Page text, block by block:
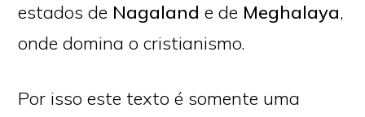
estados de Nagaland e de Meghalaya,
onde domina o cristianismo.
Por isso este texto é somente uma